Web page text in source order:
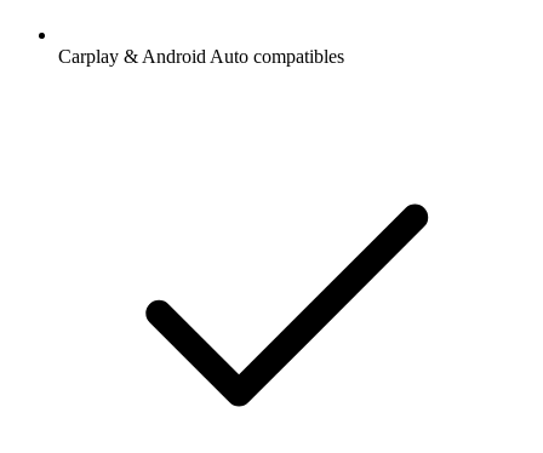
Carplay & Android Auto compatibles